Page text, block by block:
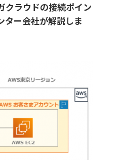
クラウドの接続ポイン
ター会社が解説しま